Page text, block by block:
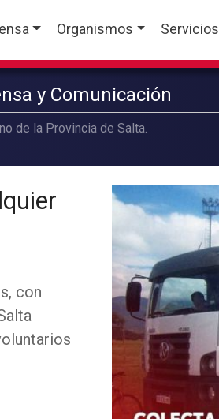
Organismos Servicios
y Comunicación
de la Provincia de Salta.
con